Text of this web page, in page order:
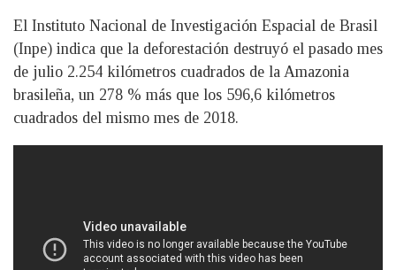
El Instituto Nacional de Investigación Espacial de Brasil
(Inpe) indica que la deforestación destruyó el pasado mes
de julio 2.254 kilómetros cuadrados de la Amazonia
brasileña, un 278 % más que los 596,6 kilómetros
cuadrados del mismo mes de 2018.